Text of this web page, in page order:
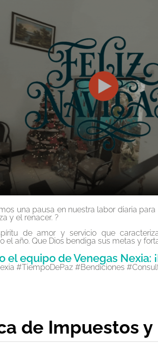
una pausa en nuestra labor diaria
y el renacer. ?
de amor y servicio que
el año. Que Dios bendiga sus metas y
el equipo de Venegas Nexia:
#TiempoDePaz #Bendiciones
de Impuestos y